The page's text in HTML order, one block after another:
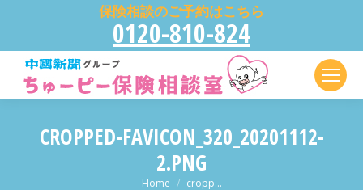
保険相談のご予約はこちら
0120-810-824
CROPPED-FAVICON_320_20201112-
2.PNG
現在地:
Home cropp…